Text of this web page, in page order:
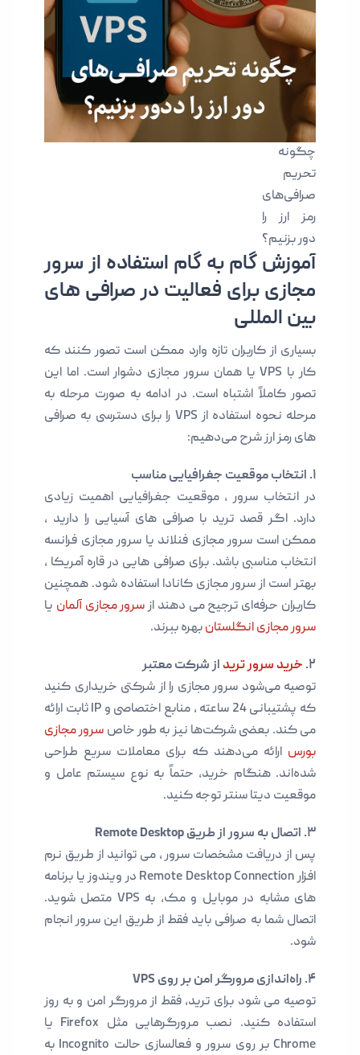
چگونه
تحریم
صرافی‌های
رمز ارز را
دور بزنیم؟
آموزش گام‌ به‌ گام استفاده از سرور
مجازی برای فعالیت در صرافی‌ های
بین‌ المللی
بسیاری از کاربران تازه‌ وارد ممکن است تصور کنند که
کار با VPS یا همان سرور مجازی دشوار است. اما این
تصور کاملاً اشتباه است. در ادامه به‌ صورت مرحله‌ به‌
مرحله نحوه استفاده از VPS را برای دسترسی به صرافی‌
های رمز ارز شرح می‌دهیم:
۱. انتخاب موقعیت جغرافیایی مناسب
در انتخاب سرور ، موقعیت جغرافیایی اهمیت زیادی
دارد. اگر قصد ترید با صرافی های آسیایی را دارید ،
ممکن است سرور مجازی فنلاند یا سرور مجازی فرانسه
انتخاب مناسبی باشد. برای صرافی هایی در قاره آمریکا ،
بهتر است از سرور مجازی کانادا استفاده شود. همچنین
کاربران حرفه‌ای ترجیح می دهند ازسرور مجازی آلمان یا
سرور مجازی انگلستانبهره ببرند.
۲. خرید سرور ترید از شرکت معتبر
توصیه می‌شود سرور مجازی را از شرکتی خریداری کنید
که پشتیبانی 24 ساعته ، منابع اختصاصی و IP ثابت ارائه
می کند. بعضی شرکت‌ها نیز به‌ طور خاص سرور مجازی
بورس ارائه می‌دهند که برای معاملات سریع طراحی
شده‌اند. هنگام خرید، حتماً به نوع سیستم عامل و
موقعیت دیتا سنتر توجه کنید.
۳. اتصال به سرور از طریق Remote Desktop
پس از دریافت مشخصات سرور ، می توانید از طریق نرم
افزار Remote Desktop Connection در ویندوز یا برنامه
های مشابه در موبایل و مک، به VPS متصل شوید.
اتصال شما به صرافی باید فقط از طریق این سرور انجام
شود.
۴. راه‌اندازی مرورگر امن بر روی VPS
توصیه می شود برای ترید، فقط از مرورگر امن و به روز
استفاده کنید. نصب مرورگرهایی مثل Firefox یا
Chrome بر روی سرور و فعالسازی حالت Incognito به